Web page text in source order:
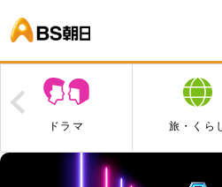
旅・くらし 映画・アニ
Prev